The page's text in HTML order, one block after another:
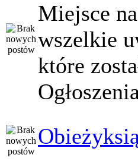
Miejsce
wszelkie
które